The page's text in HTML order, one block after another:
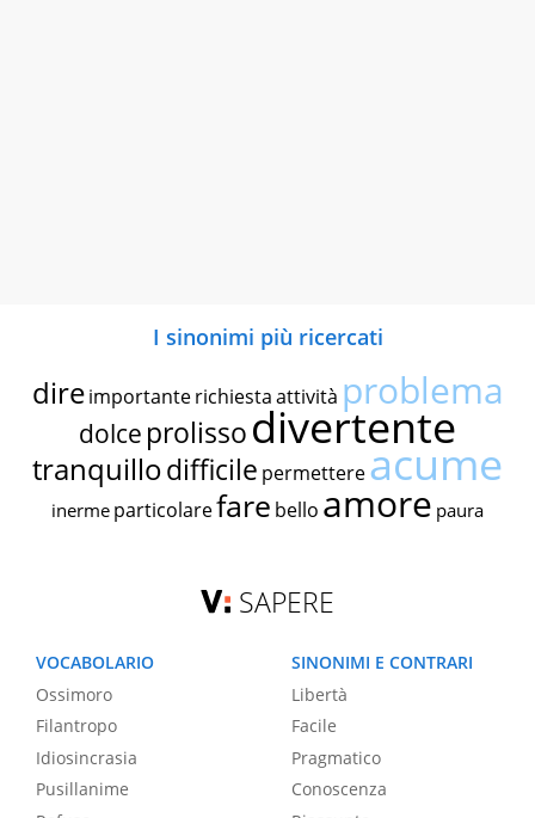
I sinonimi più ricercati
dire importante richiestaattività problema
dolce prolissodivertente
tranquillodifficile permettereacume
inerme particolarefare bello amore paura
SAPERE
VOCABOLARIO
Ossimoro
Filantropo
Idiosincrasia
Pusillanime
SINONIMI E CONTRARI
Libertà
Facile
Pragmatico
Conoscenza